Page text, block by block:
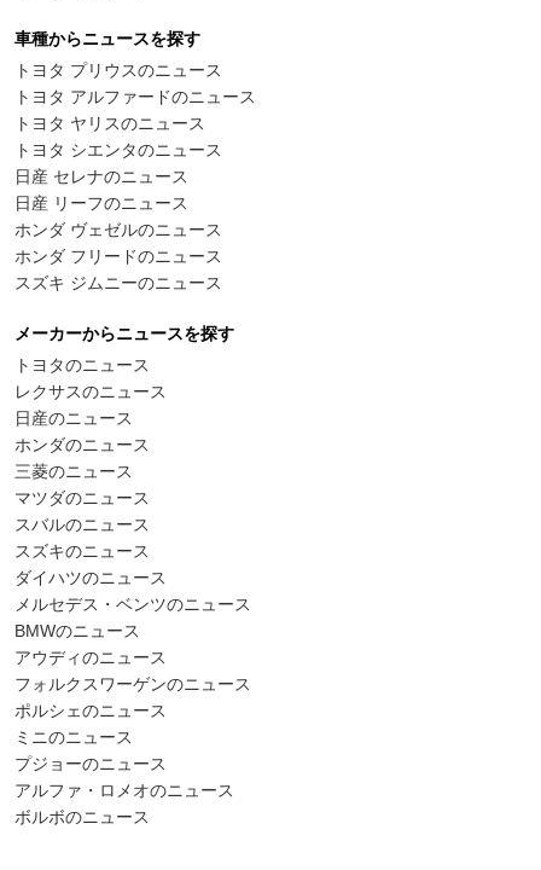
車種からニュースを探す
トヨタ プリウスのニュース
トヨタ アルファードのニュース
トヨタ ヤリスのニュース
トヨタ シエンタのニュース
日産 セレナのニュース
日産 リーフのニュース
ホンダ ヴェゼルのニュース
ホンダ フリードのニュース
スズキ ジムニーのニュース
メーカーからニュースを探す
トヨタのニュース
レクサスのニュース
日産のニュース
ホンダのニュース
三菱のニュース
マツダのニュース
スバルのニュース
スズキのニュース
ダイハツのニュース
メルセデス・ベンツのニュース
BMWのニュース
アウディのニュース
フォルクスワーゲンのニュース
ポルシェのニュース
ミニのニュース
プジョーのニュース
アルファ・ロメオのニュース
ボルボのニュース